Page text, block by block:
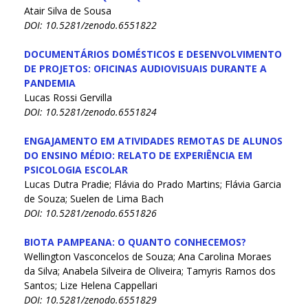
Atair Silva de Sousa
DOI: 10.5281/zenodo.6551822
DOCUMENTÁRIOS DOMÉSTICOS E DESENVOLVIMENTO
DE PROJETOS: OFICINAS AUDIOVISUAIS DURANTE A
PANDEMIA
Lucas Rossi Gervilla
DOI: 10.5281/zenodo.6551824
ENGAJAMENTO EM ATIVIDADES REMOTAS DE ALUNOS
DO ENSINO MÉDIO: RELATO DE EXPERIÊNCIA EM
PSICOLOGIA ESCOLAR
Lucas Dutra Pradie; Flávia do Prado Martins; Flávia Garcia
de Souza; Suelen de Lima Bach
DOI: 10.5281/zenodo.6551826
BIOTA PAMPEANA: O QUANTO CONHECEMOS?
Wellington Vasconcelos de Souza; Ana Carolina Moraes
da Silva; Anabela Silveira de Oliveira; Tamyris Ramos dos
Santos; Lize Helena Cappellari
DOI: 10.5281/zenodo.6551829